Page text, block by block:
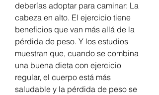
deberías adoptar para caminar: La
cabeza en alto. El ejercicio tiene
beneficios que van más allá de la
pérdida de peso. Y los estudios
muestran que, cuando se combina
una buena dieta con ejercicio
regular, el cuerpo está más
saludable y la pérdida de peso se